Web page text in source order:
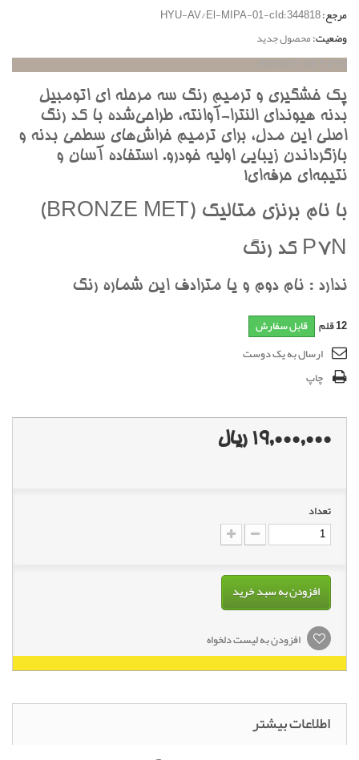
مرجع:HYU-AV/El-MIPA-01-cId:344818
وضعیت:محصول جدید
BRONZE MET P7N
پک خشگيري و ترميم رنگ سه مرحله اي اتومبيل
بدنه هيونداي النترا-آوانته، طراحي‌شده با کد رنگ
اصلي اين مدل، براي ترميم خراش‌هاي سطحي بدنه و
بازگرداندن زيبايي اوليه خودرو. استفاده آسان و
نتيجه‌اي حرفه‌اي!
با نام برنزي متاليک (BRONZE MET)
P7N کد رنگ
ندارد : نام دوم و يا مترادف اين شماره رنگ
12قلم قابل سفارش
ارسال به یک دوست
چاپ
19,000,000 ریال
تعداد
افزودن به سبد خرید
افزودن به لیست دلخواه
اطلاعات بیشتر